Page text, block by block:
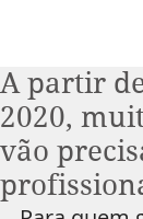
A partir
2020,
vão